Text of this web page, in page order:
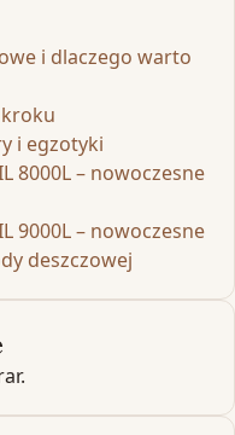
i dlaczego warto
i egzotyki
8000L – nowoczesne
9000L – nowoczesne
deszczowej